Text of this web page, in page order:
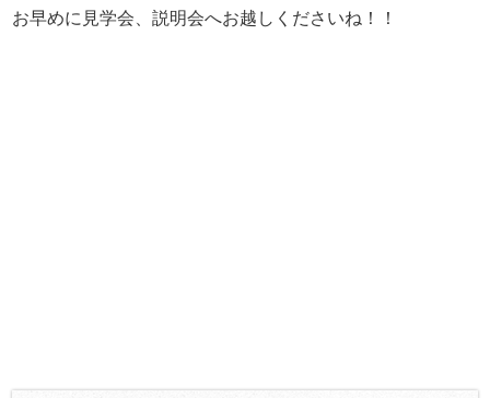
お早めに見学会、説明会へお越しくださいね！！